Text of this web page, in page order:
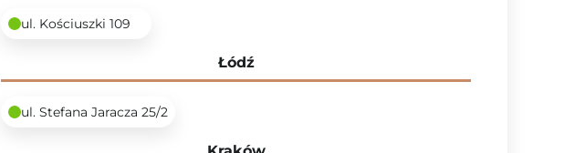
ul. Kościuszki 109
Łódź
ul. Stefana Jaracza 25/2